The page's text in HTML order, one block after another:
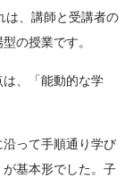
は、講師と受講者の
の授業です。
、「能動的な学
って手順通り学び
基本形でした。子